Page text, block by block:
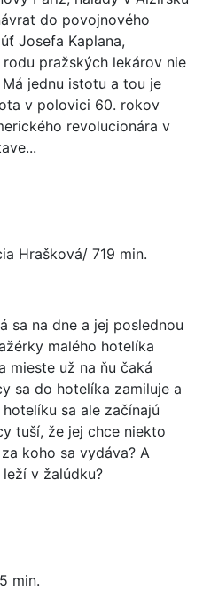
do povojnového
Josefa Kaplana,
pražských lekárov nie
jednu istotu a tou je
v polovici 60. rokov
revolucionára v
Hrašková/ 719 min.
sa na dne a jej poslednou
malého hotelíka
mieste už na ňu čaká
sa do hotelíka zamiluje a
sa ale začínajú
tuší, že jej chce niekto
koho sa vydáva? A
v žalúdku?
min.